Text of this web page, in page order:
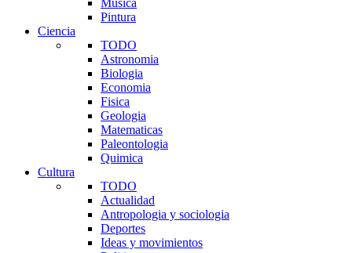
Pintura
Ciencia
TODO
Astronomia
Biologia
Economia
Fisica
Geologia
Matematicas
Paleontologia
Quimica
Cultura
TODO
Actualidad
Antropologia y sociologia
Deportes
Ideas y movimientos